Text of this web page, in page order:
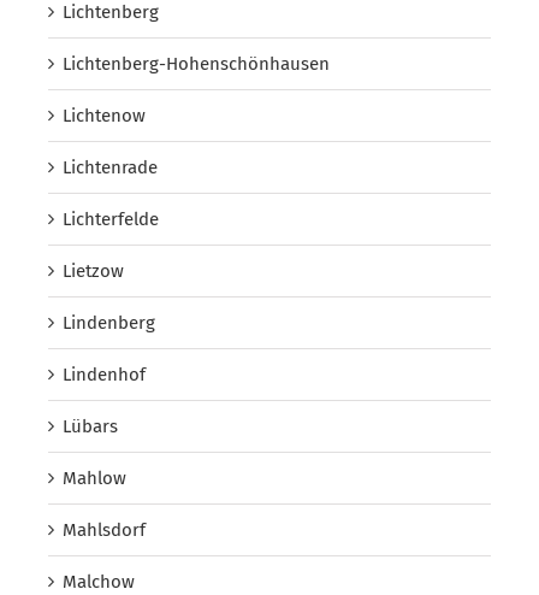
Lichtenberg
Lichtenberg-Hohenschönhausen
Lichtenow
Lichtenrade
Lichterfelde
Lietzow
Lindenberg
Lindenhof
Lübars
Mahlow
Mahlsdorf
Malchow